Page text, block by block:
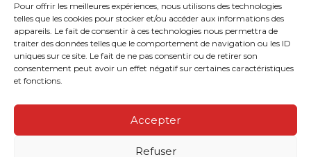
Pour offrir les meilleures expériences, nous utilisons des technologies
telles que les cookies pour stocker et/ou accéder aux informations des
appareils. Le fait de consentir à ces technologies nous permettra de
traiter des données telles que le comportement de navigation ou les ID
uniques sur ce site. Le fait de ne pas consentir ou de retirer son
consentement peut avoir un effet négatif sur certaines caractéristiques
et fonctions.
Accepter
Refuser
COMMENTAIRES RÉCENTS
Footer
LE CABINET
NOS SERVICES
NOS SOLUTIONS EN LIGNE
CONTACT